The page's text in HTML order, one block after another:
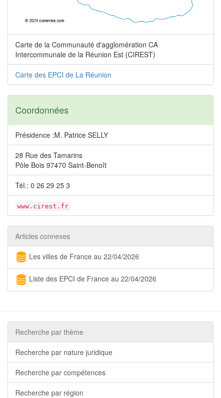
Carte de la Communauté d'agglomération CA
Intercommunale de la Réunion Est (CIREST)
Carte des EPCI de La Réunion
Coordonnées
Présidence :M. Patrice SELLY
28 Rue des Tamarins
Pôle Bois 97470 Saint-Benoît
Tél.: 0 26 29 25 3
www.cirest.fr
Articles connexes
Les villes de France au 22/04/2026
Liste des EPCI de France au 22/04/2026
Recherche par thème
Recherche par nature juridique
Recherche par compétences
Recherche par région